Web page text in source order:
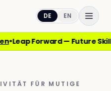
DE EN
*Leap Forward — Future Skills
FÜR MUTIGE